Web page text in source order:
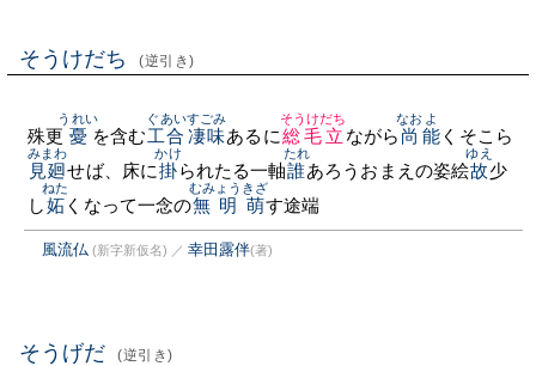
そうけだち (逆引き)
殊更 憂
うれい
を含む工合
ぐあい
凄味
すごみ
あるに総毛立
そうけだち
ながら 尚
なお
能
よ
くそこら
見廻
みまわ
せば、床に掛
かけ
られたる一軸誰
たれ
あろうおまえの姿絵故
ゆえ
少
し妬
ねた
くなって一念の無明
むみょう
萌
きざ
す途端
風流仏 (新字新仮名) ／ 幸田露伴(著)
そうげだ (逆引き)